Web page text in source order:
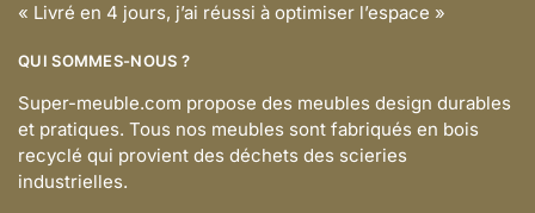
« Livré en 4 jours, j’ai réussi à optimiser l’espace »
QUI SOMMES-NOUS ?
Super-meuble.com propose des meubles design durables
et pratiques. Tous nos meubles sont fabriqués en bois
recyclé qui provient des déchets des scieries
industrielles.